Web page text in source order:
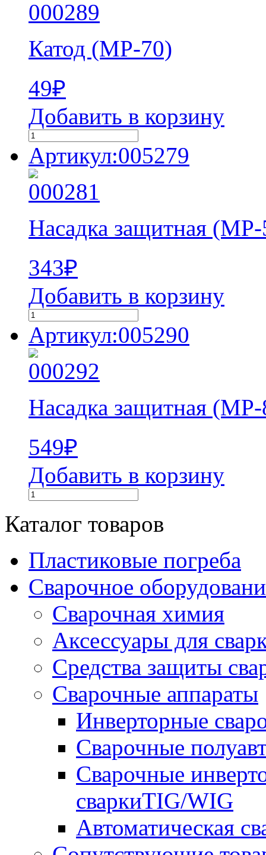
Катод (МР-70)
49₽
Добавить в корзину
Артикул:005279
Насадка защитная
343₽
Добавить в корзину
Артикул:005290
Насадка защитная
549₽
Добавить в корзину
Каталог товаров
Пластиковые погреба
Сварочное
Сварочная химия
Аксессуары для
Средства защиты
Сварочные аппараты
Инверторные
Сварочные
Сварочные
сваркиTIG/WIG
Автоматическая